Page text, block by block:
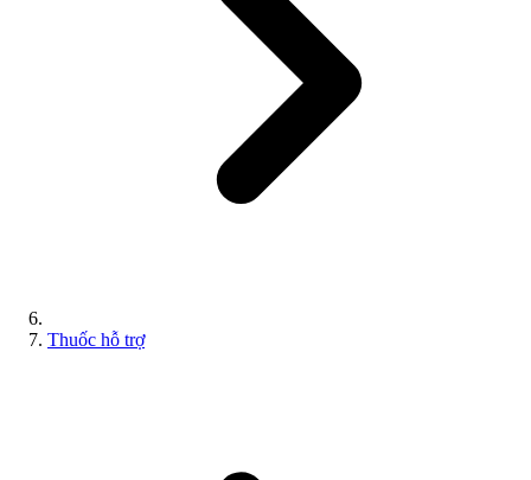
Thuốc hỗ trợ